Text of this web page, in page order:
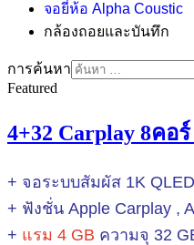
จอยี่ห้อ Alpha Coustic
กล้องถอยและบันทึก
การค้นหา
Featured
4+32 Carplay 8คอ
+ จอระบบสัมผัส 1K
+ ฟังชั่น Apple Carplay ,
+ แรม 4 GB ความจุ 32